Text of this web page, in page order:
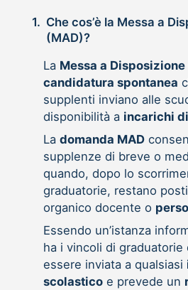
1. Che cos’è la Messa a Disposizione
(MAD)?
La Messa a Disposizione
candidatura spontanea
supplenti inviano alle
disponibilità a incarichi
La domanda MAD
supplenze di breve o
quando, dopo lo
graduatorie, restano
organico docente o
Essendo un’istanza
ha i vincoli di graduatorie
essere inviata a qualsiasi
scolasticoe prevede un